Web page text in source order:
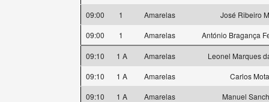
09:00
1 Amarelas
José Ribeiro
09:00
1 Amarelas António Bragança
09:10 1 A Amarelas
Leonel Marques
09:10
1 A Amarelas
Carlos Mota
09:10
1 A Amarelas
Manuel